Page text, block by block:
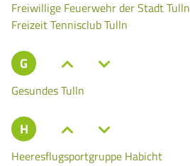
Freiwillige Feuerwehr der Stadt Tulln
Freizeit Tennisclub Tulln
G
Gesundes Tulln
H
Heeresflugsportgruppe Habicht